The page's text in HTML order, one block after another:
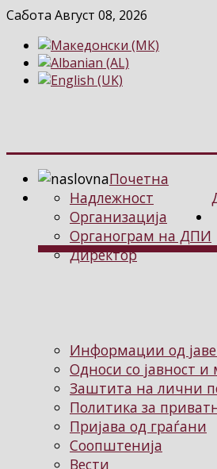
Сабота Август 08, 2026
Почетна
Надлежност
Организација
Органограм на ДПИ
Директор
Информации од
Односи со јавност
Заштита на лични
Политика за
Пријава од граѓани
Соопштенија
Вести